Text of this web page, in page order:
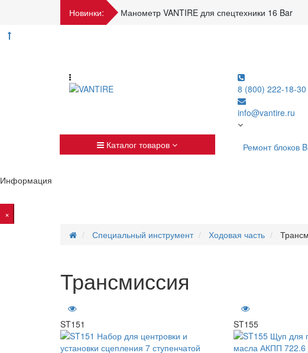
Новинки: Манометр VANTIRE для спецтехники 16 Bar
8 (800) 222-18-30
info@vantire.ru
Каталог товаров
Ремонт блоков
Информация
×
Специальный инструмент
Ходовая часть
Трансмиссия
ST151 ST155